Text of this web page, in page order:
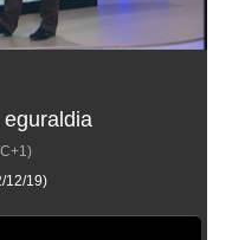
12/19)